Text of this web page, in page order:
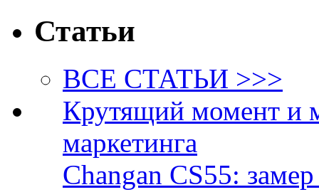
Статьи
ВСЕ СТАТЬИ >>>
Крутящий момент и
маркетинга
Changan CS55: